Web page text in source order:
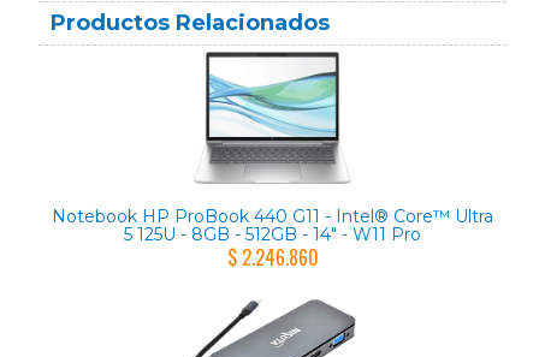
Productos Relacionados
Notebook HP ProBook 440 G11 - Intel® Core™ Ultra
5 125U - 8GB - 512GB - 14" - W11 Pro
$ 2.246.860